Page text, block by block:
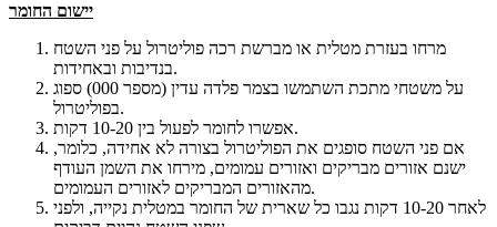
יישום החומר
מרחו בעזרת מטלית או מברשת רכה פוליטרול על פני השטח
בנדיבות ובאחידות.
על משטחי מתכת השתמשו בצמר פלדה עדין (מספר 000) ספוג
בפוליטרול.
אפשרו לחומר לפעול בין 10-20 דקות.
אם פני השטח סופגים את הפוליטרול בצורה לא אחידה, כלומר,
ישנם אזורים מבריקים ואזורים עמומים, מירחו את השמן העודף
מהאזורים המבריקים לאזורים העמומים.
לאחר 10-20 דקות נגבו כל שארית של החומר במטלית נקייה, ולפני